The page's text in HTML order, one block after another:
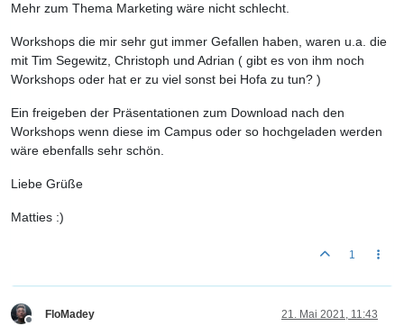
Mehr zum Thema Marketing wäre nicht schlecht.
Workshops die mir sehr gut immer Gefallen haben, waren u.a. die
mit Tim Segewitz, Christoph und Adrian ( gibt es von ihm noch
Workshops oder hat er zu viel sonst bei Hofa zu tun? )
Ein freigeben der Präsentationen zum Download nach den
Workshops wenn diese im Campus oder so hochgeladen werden
wäre ebenfalls sehr schön.
Liebe Grüße
Matties :)
1
FloMadey 21. Mai 2021, 11:43